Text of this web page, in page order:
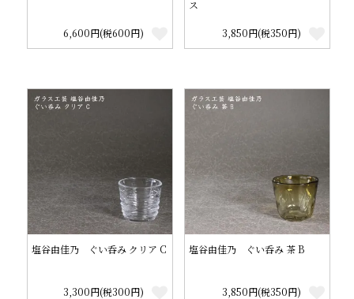
6,600円(税600円)
ス
3,850円(税350円)
塩谷由佳乃 ぐい呑み クリア C
3,300円(税300円)
塩谷由佳乃 ぐい呑み 茶 B
3,850円(税350円)